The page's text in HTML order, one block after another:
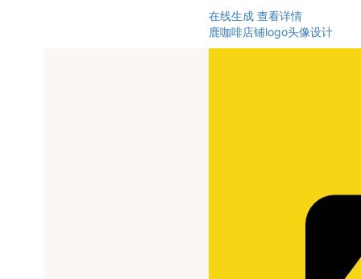
在线生成 查看详情
鹿咖啡店铺logo头像设计